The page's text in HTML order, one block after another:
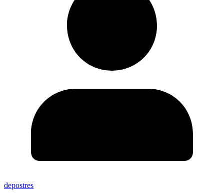
depostres